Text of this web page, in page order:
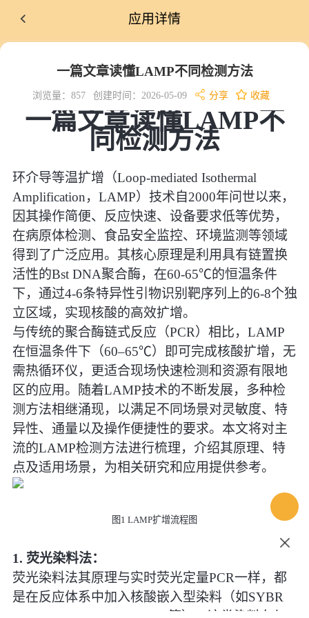
应用详情
一篇文章读懂LAMP不同检测方法
浏览量：857 创建时间：2026-05-09 分享 收藏
一篇文章读懂LAMP不
同检测方法
环介导等温扩增（Loop-mediated Isothermal
Amplification，LAMP）技术自2000年问世以来，
因其操作简便、反应快速、设备要求低等优势，
在病原体检测、食品安全监控、环境监测等领域
得到了广泛应用。其核心原理是利用具有链置换
活性的Bst DNA聚合酶，在60-65℃的恒温条件
下，通过4-6条特异性引物识别靶序列上的6-8个独
立区域，实现核酸的高效扩增。
与传统的聚合酶链式反应（PCR）相比，LAMP
在恒温条件下（60–65℃）即可完成核酸扩增，无
需热循环仪，更适合现场快速检测和资源有限地
区的应用。随着LAMP技术的不断发展，多种检
测方法相继涌现，以满足不同场景对灵敏度、特
异性、通量以及操作便捷性的要求。本文将对主
流的LAMP检测方法进行梳理，介绍其原理、特
点及适用场景，为相关研究和应用提供参考。
图1 LAMP扩增流程图
1. 荧光染料法：
荧光染料法其原理与实时荧光定量PCR一样，都
是在反应体系中加入核酸嵌入型染料（如SYBR